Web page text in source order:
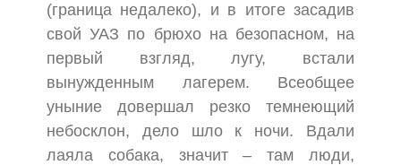
(граница недалеко), и в итоге засадив
свой УАЗ по брюхо на безопасном, на
первый взгляд, лугу, встали
вынужденным лагерем. Всеобщее
уныние довершал резко темнеющий
небосклон, дело шло к ночи. Вдали
лаяла собака, значит – там люди,